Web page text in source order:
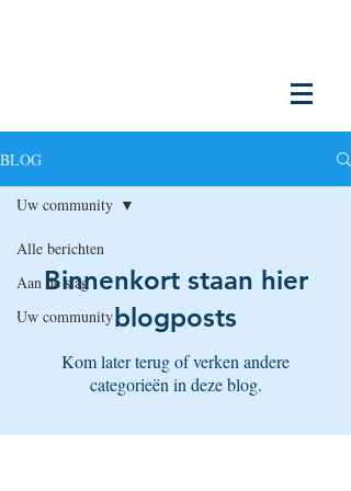
BLOG
Alle berichten
Aan de slag
Uw community
Uw community
Binnenkort staan hier
blogposts
Kom later terug of verken andere
categorieën in deze blog.